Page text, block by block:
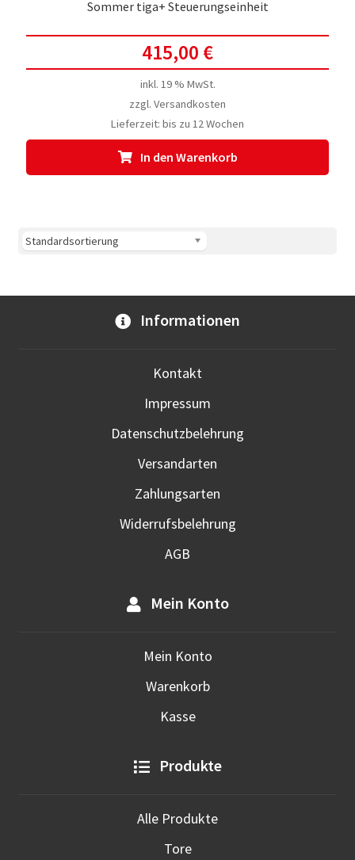
Sommer tiga+ Steuerungseinheit
415,00 €
inkl. 19 % MwSt.
zzgl. Versandkosten
Lieferzeit: bis zu 12 Wochen
In den Warenkorb
Informationen
Kontakt
Impressum
Datenschutzbelehrung
Versandarten
Zahlungsarten
Widerrufsbelehrung
AGB
Mein Konto
Mein Konto
Warenkorb
Kasse
Produkte
Alle Produkte
Tore